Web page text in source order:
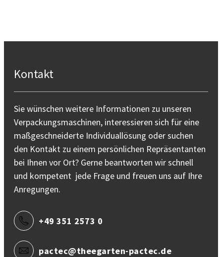
Kontakt
Sie wünschen weitere Informationen zu unseren
Verpackungsmaschinen, interessieren sich für eine
maßgeschneiderte Individuallösung oder suchen
den Kontakt zu einem persönlichen Repräsentanten
bei Ihnen vor Ort? Gerne beantworten wir schnell
und kompetent jede Frage und freuen uns auf Ihre
Anregungen.
+49 351 2573 0
pactec@theegarten-pactec.de